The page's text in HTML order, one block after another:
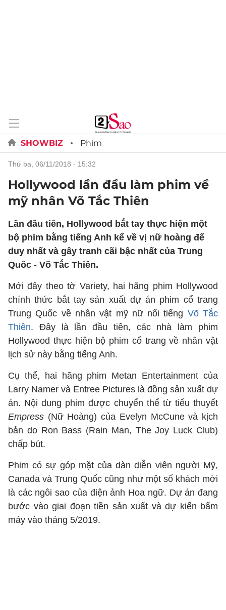
SHOWBIZ Phim
thứ ba, 06/11/2018 - 15:32
Hollywood lần đầu làm phim về
mỹ nhân Võ Tắc Thiên
Lần đầu tiên, Hollywood bắt tay thực hiện một
bộ phim bằng tiếng Anh kể về vị nữ hoàng đế
duy nhất và gây tranh cãi bậc nhất của Trung
Quốc - Võ Tắc Thiên.
Mới đây theo tờ Variety, hai hãng phim Hollywood
chính thức bắt tay sản xuất dự án phim cổ trang
Trung Quốc về nhân vật mỹ nữ nổi tiếng Võ Tắc
Thiên. Đây là lần đầu tiên, các nhà làm phim
Hollywood thực hiện bộ phim cổ trang về nhân vật
lịch sử này bằng tiếng Anh.
Cụ thể, hai hãng phim Metan Entertainment của
Larry Namer và Entree Pictures là đồng sản xuất dự
án. Nội dung phim được chuyển thể từ tiểu thuyết
Empress (Nữ Hoàng) của Evelyn McCune và kịch
bản do Ron Bass (Rain Man, The Joy Luck Club)
chấp bút.
Phim có sự góp mặt của dàn diễn viên người Mỹ,
Canada và Trung Quốc cũng như một số khách mời
là các ngôi sao của điện ảnh Hoa ngữ. Dự án đang
bước vào giai đoạn tiền sản xuất và dự kiến bấm
máy vào tháng 5/2019.